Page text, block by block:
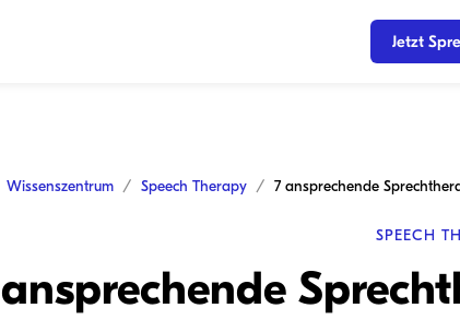
Jetzt
Wissenszentrum Speech Therapy
SPEECH